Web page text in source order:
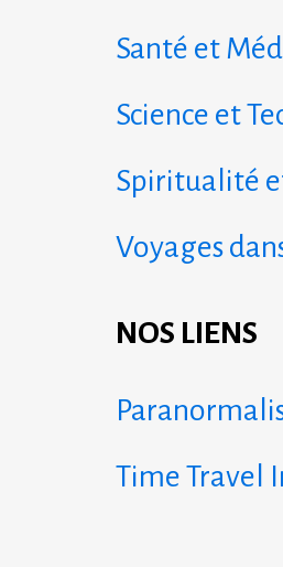
Santé et
Science et
Spiritualité
Voyages
NOS LIENS
Time Travel